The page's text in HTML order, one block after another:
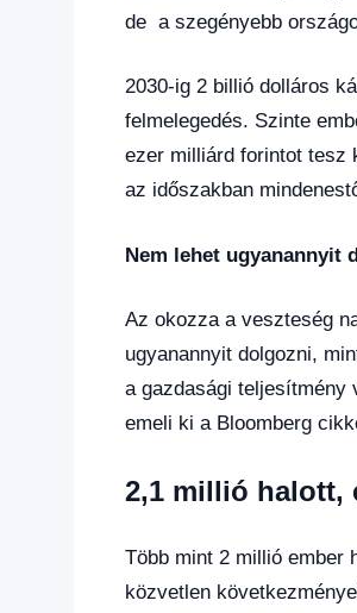
de a szegényebb
2030-ig 2 billió dolláros
felmelegedés. Szinte
ezer milliárd forintot tesz
az időszakban
Nem lehet ugyanannyit
Az okozza a veszteség
ugyanannyit dolgozni,
a gazdasági
emeli ki a Bloomberg
2,1 millió halott,
Több mint 2 millió ember
közvetlen